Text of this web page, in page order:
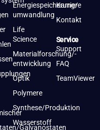
Galvanostaten
Energiespeicherung/-
umwandlung
Life
Science
Materialforschung/-
entwicklung
Optik
Polymere
Synthese/Produktion
Wasserstoff
Karriere
Kontakt
Service
Support
FAQ
TeamViewer